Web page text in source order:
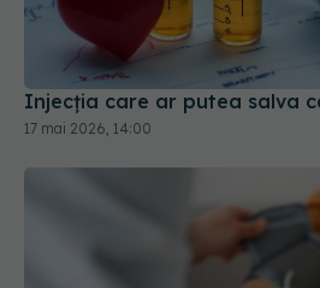
Injecția care ar putea salva
17 mai 2026, 14:00